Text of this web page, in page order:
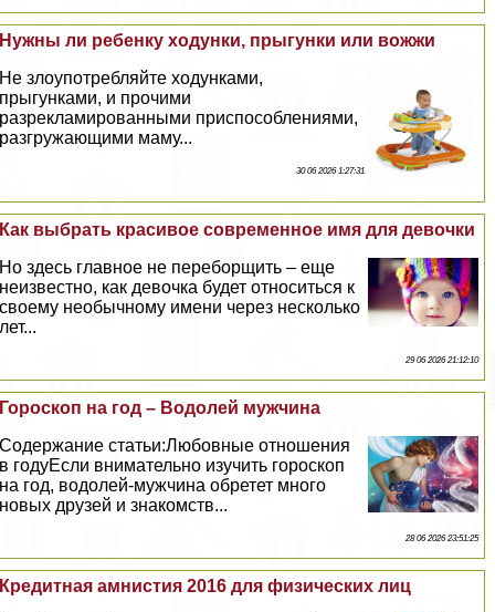
Нужны ли ребенку ходунки, прыгунки или вожжи
Не злоупотрeбляйте ходунками,
прыгунками, и прочими
разрекламированными приспособлениями,
разгружающими маму...
30 06 2026 1:27:31
Как выбрать красивое современное имя для дeвoчки
Но здесь главное не переборщить – еще
неизвестно, как дeвoчка будет относиться к
своему необычному имени через несколько
лет...
29 06 2026 21:12:10
Гороскоп на год – Водолей мужчина
Содержание статьи:Любовные отношения
в годуЕсли внимательно изучить гороскоп
на год, водолей-мужчина обретет много
новых друзей и знакомств...
28 06 2026 23:51:25
Кредитная амнистия 2016 для физических лиц